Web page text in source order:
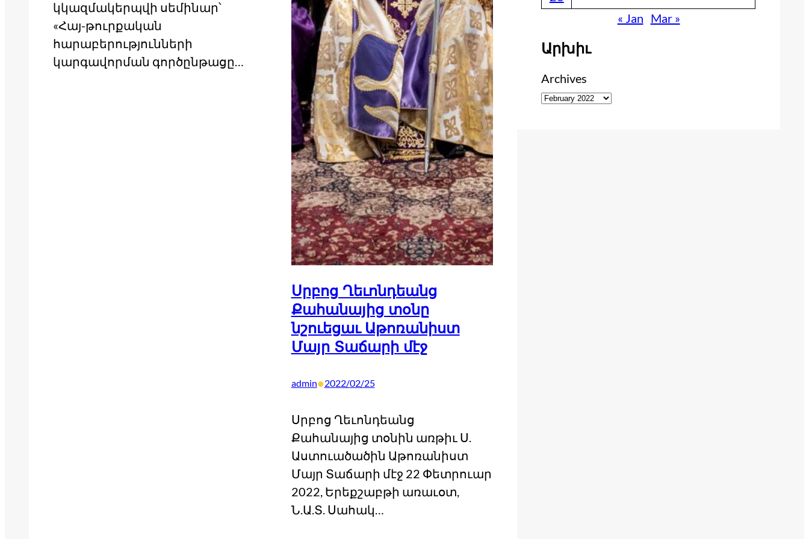
կկազմակերպվի սեմինար՝
«Հայ-թուրքական
հարաբերությունների
կարգավորման գործընթացը…
Սրբոց Ղեւոնդեանց
Քահանայից տօնը
նշուեցաւ Աթոռանիստ
Մայր Տաճարի մէջ
admin•2022/02/25
Սրբոց Ղեւոնդեանց
Քահանայից տօնին առթիւ Ս.
Աստուածածին Աթոռանիստ
Մայր Տաճարի մէջ 22 Փետրուար
2022, Երեքշաբթի առաւօտ,
Ն.Ա.Տ. Սահակ…
« Jan Mar »
Արխիւ
Archives